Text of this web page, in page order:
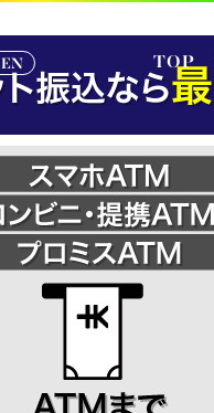
EN TOP